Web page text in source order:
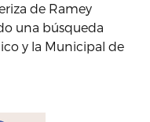
de Ramey
una búsqueda
y la Municipal de